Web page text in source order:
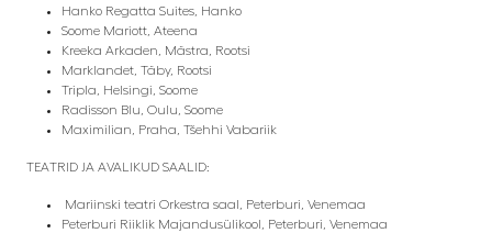
Hanko Regatta Suites, Hanko
Soome Mariott, Ateena
Kreeka Arkaden, Mästra, Rootsi
Marklandet, Täby, Rootsi
Tripla, Helsingi, Soome
Radisson Blu, Oulu, Soome
Maximilian, Praha, Tšehhi Vabariik
TEATRID JA AVALIKUD SAALID:
Mariinski teatri Orkestra saal, Peterburi, Venemaa
Peterburi Riiklik Majandusülikool, Peterburi, Venemaa